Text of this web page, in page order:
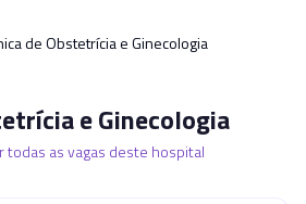
de Obstetrícia e Ginecologia
e Ginecologia
todas as vagas deste hospital